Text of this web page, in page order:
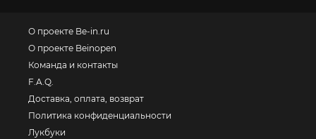
О проекте Be-in.ru
О проекте Beinopen
Команда и контакты
F.A.Q.
Доставка, оплата, возврат
Политика конфиденциальности
Лукбуки